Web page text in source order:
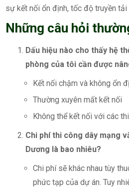
sự kết nối ổn định, tốc độ truyền tải
Những câu hỏi
Dấu hiệu nào cho thấy hệ
phòng của tôi cần được
Kết nối chậm và không ổn
Thường xuyên mất kết nối
Không thể kết nối với các
Chi phí thi công dây mạng
Dương là bao nhiêu?
Chi phí sẽ khác nhau tùy
phức tạp của dự án. Tuy